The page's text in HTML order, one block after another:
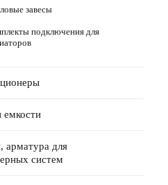
завесы
подключения для
емкости
арматура для
систем